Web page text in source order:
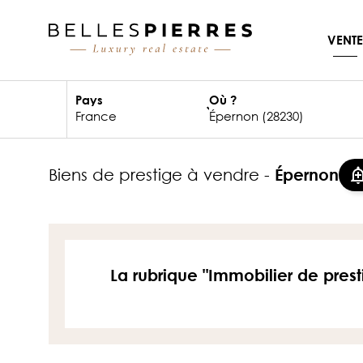
VENTE
Pays Où ?
biens de prestige à vendre - Épernon
La rubrique "Immobilier de